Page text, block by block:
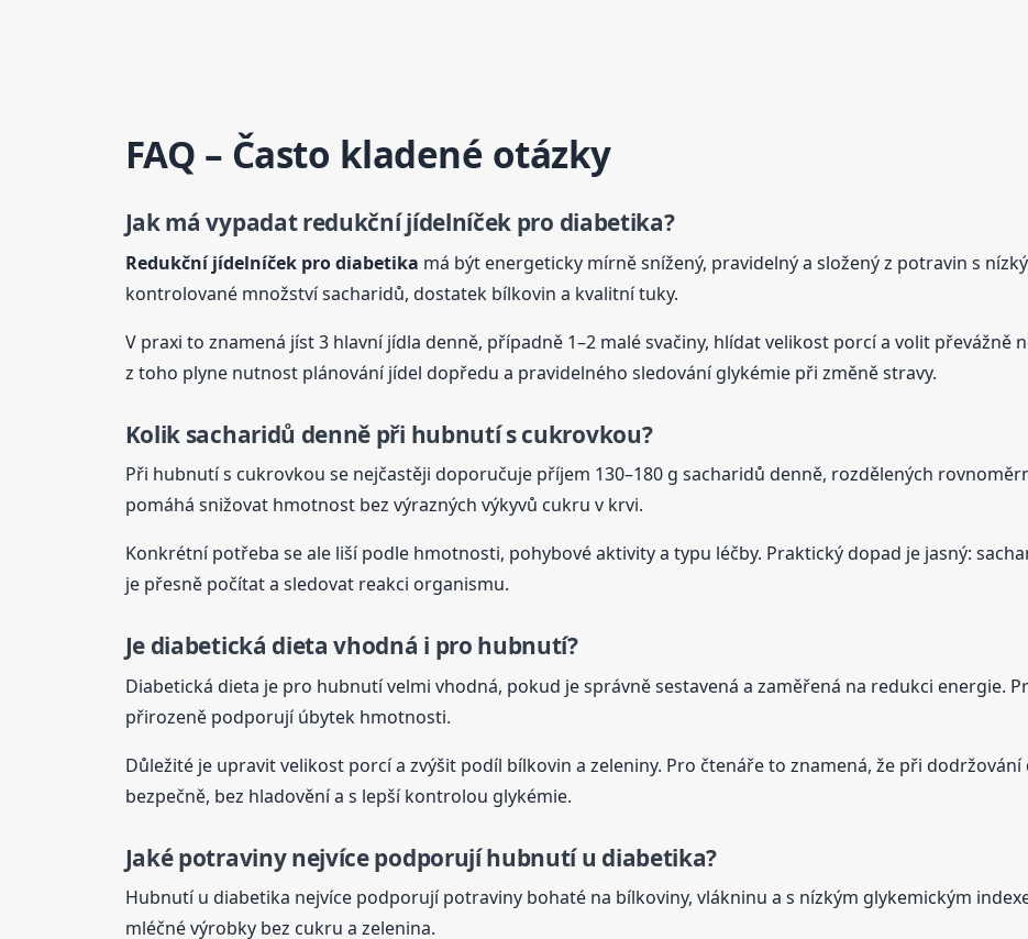
FAQ – Často kladené otázky
Jak má vypadatredukčníjídelníček pro diabetika?
Redukční jídelníček pro diabetika má být energeticky mírně snížený, pravidelný a složený z potravin s
kontrolované množství sacharidů, dostatek bílkovin a kvalitní tuky.
V praxi to znamená jíst 3 hlavní jídla denně, případně 1–2 malé svačiny, hlídat velikost porcí a volit převážně
z toho plyne nutnost plánování jídel dopředu a pravidelného sledování glykémie při změně stravy.
Kolik sacharidů denně při hubnutí s cukrovkou?
Při hubnutí s cukrovkou se nejčastěji doporučuje příjem 130–180 g sacharidů denně, rozdělených
pomáhá snižovat hmotnost bez výrazných výkyvů cukru v krvi.
Konkrétní potřeba se ale liší podle hmotnosti, pohybové aktivity a typu léčby. Praktický dopad je jasný:
je přesně počítat a sledovat reakci organismu.
Je diabetická dieta vhodná i pro hubnutí?
Diabetická dieta je pro hubnutí velmi vhodná, pokud je správně sestavená a zaměřená na redukci energie.
přirozeně podporují úbytek hmotnosti.
Důležité je upravit velikost porcí a zvýšit podíl bílkovin a zeleniny. Pro čtenáře to znamená, že při
bezpečně, bez hladovění a s lepší kontrolou glykémie.
Jaké potraviny nejvíce podporují hubnutí u diabetika?
Hubnutí u diabetika nejvíce podporují potraviny bohaté na bílkoviny, vlákninu a s nízkým glykemickým
mléčné výrobky bez cukru a zelenina.